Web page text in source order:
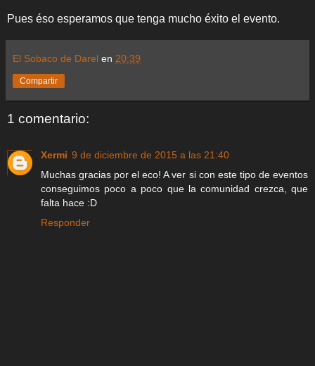
Pues éso esperamos que tenga mucho éxito el evento.
El Sobaco de Darel en 20:39
Compartir
1 comentario:
Xermi 9 de diciembre de 2015 a las 21:40
Muchas gracias por el eco! A ver si con este tipo de eventos
conseguimos poco a poco que la comunidad crezca, que
falta hace :D
Responder